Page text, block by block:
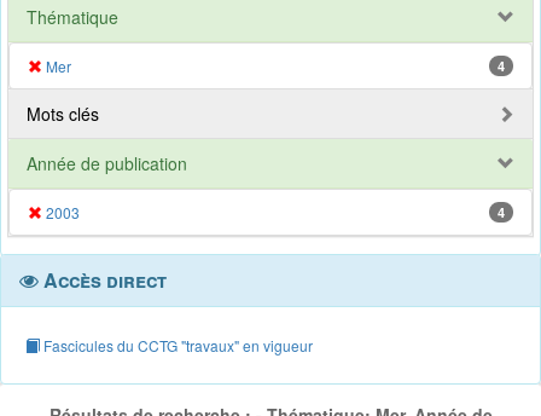
Thématique
Mer 4
Mots clés
Année de publication
2003 4
Accès direct
Fascicules du CCTG "travaux" en vigueur